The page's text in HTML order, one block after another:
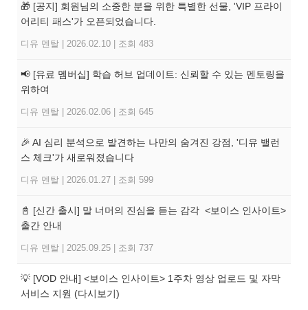
🎁 [공지] 회원님의 소중한 분을 위한 특별한 선물, 'VIP 프라이
어리티 패스'가 오픈되었습니다.
디유 멘탈 2026.02.10 조회 483
📢 [유료 멤버십] 학습 허브 업데이트: 신뢰할 수 있는 멘토링을
위하여
디유 멘탈 2026.02.06 조회 645
🎉 AI 심리 분석으로 발견하는 나만의 숨겨진 강점, '디유 밸런
스 체크'가 새로워졌습니다
디유 멘탈 2026.01.27 조회 599
📓 [신간 출시] 말 너머의 진심을 듣는 감각 <보이스 인사이트>
출간 안내
디유 멘탈 2025.09.25 조회 737
💡 [VOD 안내] <보이스 인사이트> 1주차 영상 업로드 및 자막
서비스 지원 (다시보기)